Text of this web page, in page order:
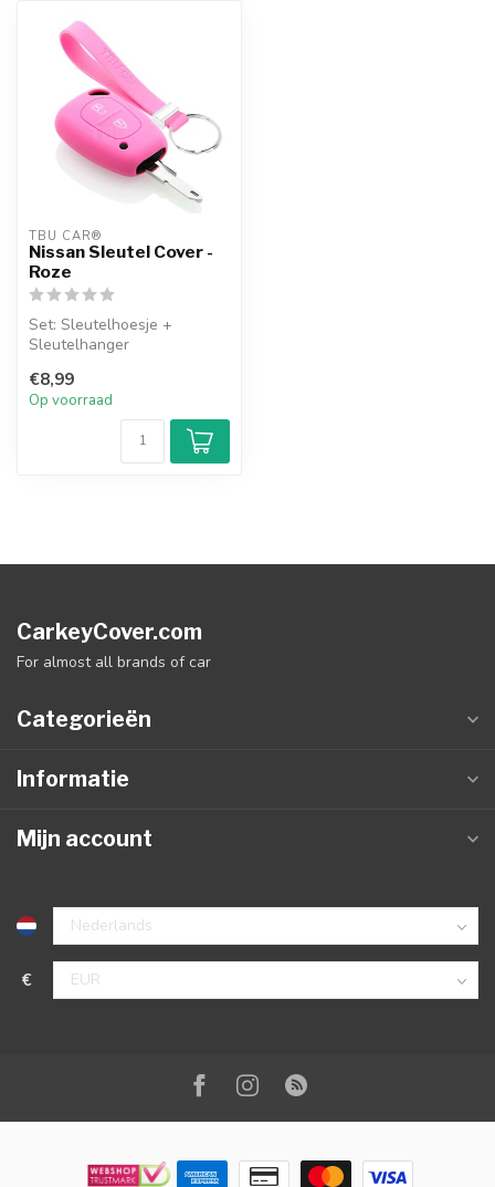
TBU CAR®
Nissan Sleutel Cover -
Roze
Set: Sleutelhoesje +
Sleutelhanger
€8,99
Op voorraad
CarkeyCover.com
For almost all brands of car
Categorieën
Informatie
Mijn account
€